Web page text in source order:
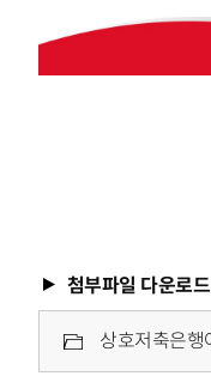
첨부파일 다운로드